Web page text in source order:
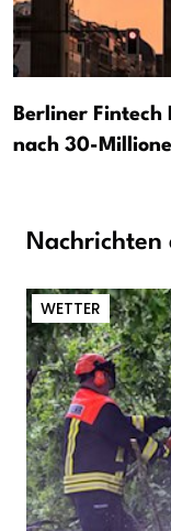
Berliner
nach 30-
Nachrichten
WETTER